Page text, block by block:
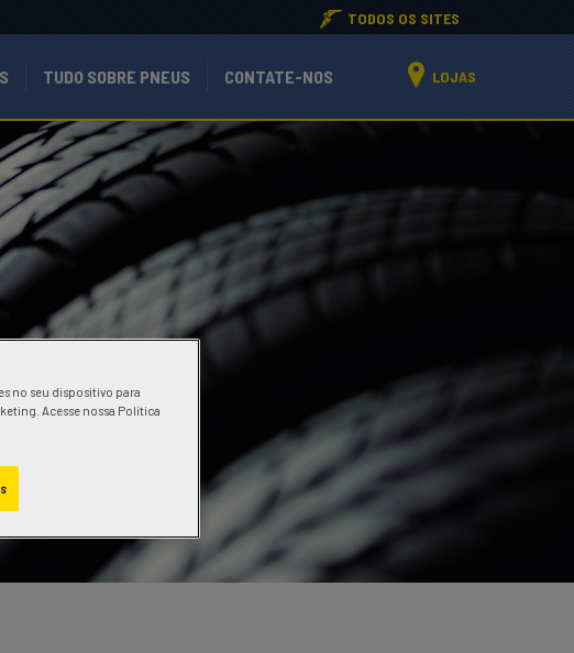
TODOS OS SITES
TUDO SOBRE PNEUS CONTATE-NOS LOJAS
no seu dispositivo para
Acesse nossa Politica